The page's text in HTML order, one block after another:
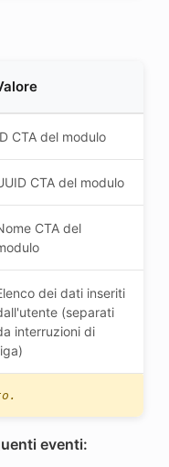
CTA del modulo
CTA del modulo
CTA del
dei dati inseriti
(separati
interruzioni di
eventi: